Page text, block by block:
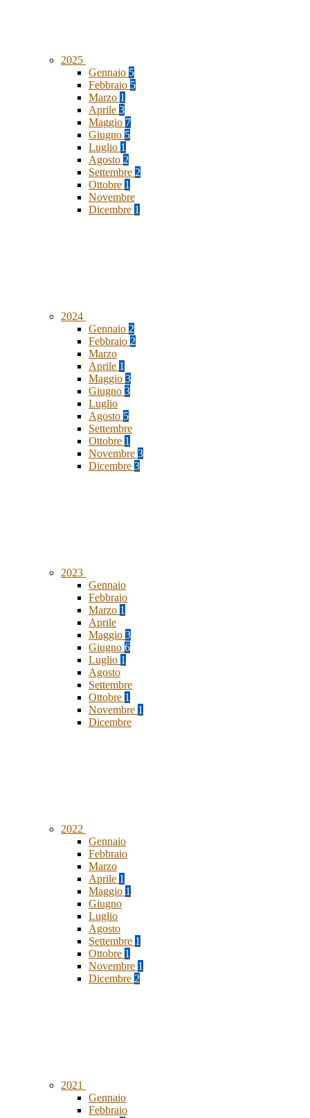
2025
Gennaio 5
Febbraio 5
Marzo 1
Aprile 3
Maggio 7
Giugno 5
Luglio 1
Agosto 2
Settembre 2
Ottobre 1
Novembre
Dicembre 1
2024
Gennaio 2
Febbraio 2
Marzo
Aprile 1
Maggio 3
Giugno 3
Luglio
Agosto 5
Settembre
Ottobre 1
Novembre 3
Dicembre 3
2023
Gennaio
Febbraio
Marzo 1
Aprile
Maggio 3
Giugno 6
Luglio 1
Agosto
Settembre
Ottobre 1
Novembre 1
Dicembre
2022
Gennaio
Febbraio
Marzo
Aprile 1
Maggio 1
Giugno
Luglio
Agosto
Settembre 1
Ottobre 1
Novembre 1
Dicembre 2
2021
Gennaio
Febbraio